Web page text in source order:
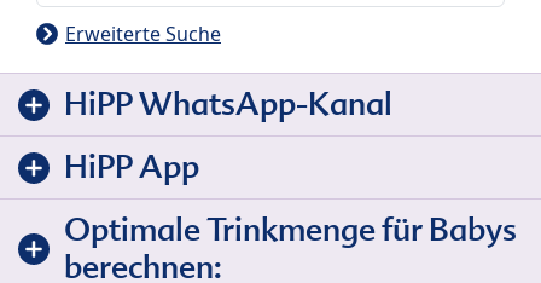
Erweiterte Suche
HiPP WhatsApp-Kanal
HiPP App
Optimale Trinkmenge für Babys
berechnen: